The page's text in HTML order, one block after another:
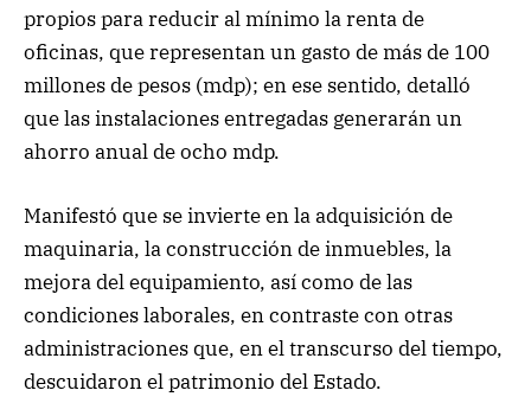
propios para reducir al mínimo la renta de
oficinas, que representan un gasto de más de 100
millones de pesos (mdp); en ese sentido, detalló
que las instalaciones entregadas generarán un
ahorro anual de ocho mdp.
Manifestó que se invierte en la adquisición de
maquinaria, la construcción de inmuebles, la
mejora del equipamiento, así como de las
condiciones laborales, en contraste con otras
administraciones que, en el transcurso del tiempo,
descuidaron el patrimonio del Estado.